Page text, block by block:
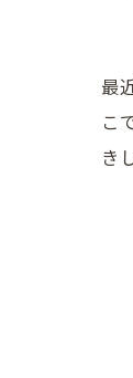
最
こ
き